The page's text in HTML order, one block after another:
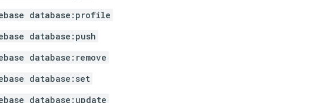
database:profile
database:push
database:remove
database:set
database:update